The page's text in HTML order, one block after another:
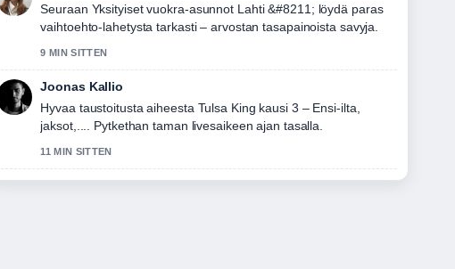
Seuraan Yksityiset vuokra-asunnot Lahti &#8211; löydä paras
vaihtoehto-lahetysta tarkasti – arvostan tasapainoista savyja.
9 MIN SITTEN
Joonas Kallio
Hyvaa taustoitusta aiheesta Tulsa King kausi 3 – Ensi-ilta,
jaksot,.... Pytkethan taman livesaikeen ajan tasalla.
11 MIN SITTEN